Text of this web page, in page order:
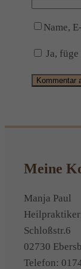
Name,
Ja,
Meine
Manja Paul
Schloßstr.6
02730
Telefon: